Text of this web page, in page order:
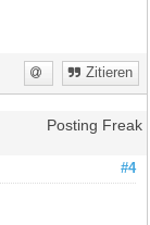
Zitieren
Posting Freak
#4